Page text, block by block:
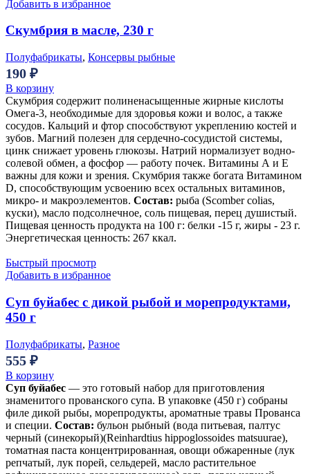
Добавить в избранное
Скумбрия в масле, 230 г
Полуфабрикаты, Консервы рыбные
190 ₽
В корзину
Скумбрия содержит полиненасыщенные жирные кислоты
Омега-3, необходимые для здоровья кожи и волос, а также
сосудов. Кальций и фтор способствуют укреплению костей и
зубов. Магний полезен для сердечно-сосудистой системы,
цинк снижает уровень глюкозы. Натрий нормализует водно-
солевой обмен, а фосфор — работу почек. Витамины А и Е
важны для кожи и зрения. Скумбрия также богата Витамином
D, способствующим усвоению всех остальных витаминов,
микро- и макроэлементов. Состав: рыба (Scomber colias,
куски), масло подсолнечное, соль пищевая, перец душистый.
Пищевая ценность продукта на 100 г: белки -15 г, жиры - 23 г.
Энергетическая ценность: 267 ккал.
Быстрый просмотр
Добавить в избранное
Суп буйабес с дикой рыбой и морепродуктами,
450 г
Полуфабрикаты, Разное
555 ₽
В корзину
Суп буйабес — это готовый набор для приготовления
знаменитого прованского супа. В упаковке (450 г) собраны
филе дикой рыбы, морепродукты, ароматные травы Прованса
и специи. Состав: бульон рыбный (вода питьевая, палтус
черный (синекорый)(Reinhardtius hippoglossoides matsuurae),
томатная паста концентрированная, овощи обжаренные (лук
репчатый, лук порей, сельдерей, масло растительное